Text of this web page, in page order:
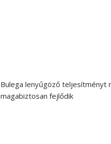
Bulega lenyűgöző teljesítményt
magabiztosan fejlődik